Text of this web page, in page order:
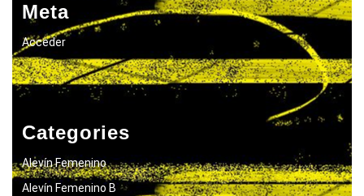
Meta
Acceder
Categories
Alevín Femenino
Alevín Femenino B